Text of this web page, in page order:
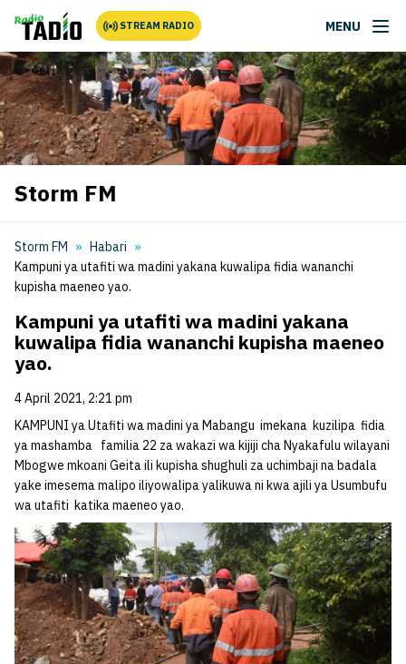
STREAM RADIO MENU
Storm FM
Storm FM
Habari
Kampuni ya utafiti wa madini yakana kuwalipa fidia wananchi
kupisha maeneo yao.
Kampuni ya utafiti wa madini yakana
kuwalipa fidia wananchi kupisha maeneo
yao.
4 April 2021, 2:21 pm
KAMPUNI ya Utafiti wa madini ya Mabangu imekana kuzilipa fidia
ya mashamba familia 22 za wakazi wa kijiji cha Nyakafulu wilayani
Mbogwe mkoani Geita ili kupisha shughuli za uchimbaji na badala
yake imesema malipo iliyowalipa yalikuwa ni kwa ajili ya Usumbufu
wa utafiti katika maeneo yao.